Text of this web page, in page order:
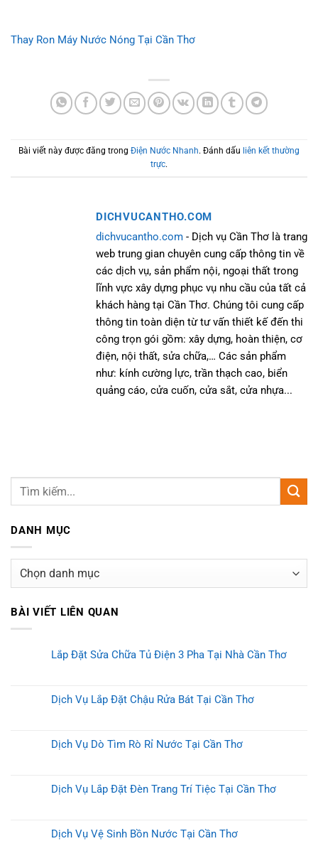
Thay Ron Máy Nước Nóng Tại Cần Thơ
Bài viết này được đăng trong Điện Nước Nhanh. Đánh dấu liên kết thường
trực.
DICHVUCANTHO.COM
dichvucantho.com - Dịch vụ Cần Thơ là trang
web trung gian chuyên cung cấp thông tin về
các dịch vụ, sản phẩm nội, ngoại thất trong
lĩnh vực xây dựng phục vụ nhu cầu của tất cả
khách hàng tại Cần Thơ. Chúng tôi cung cấp
thông tin toàn diện từ tư vấn thiết kế đến thi
công trọn gói gồm: xây dựng, hoàn thiện, cơ
điện, nội thất, sửa chữa,… Các sản phẩm
như: kính cường lực, trần thạch cao, biển
quảng cáo, cửa cuốn, cửa sắt, cửa nhựa...
DANH MỤC
mục
BÀI VIẾT LIÊN QUAN
Lắp Đặt Sửa Chữa Tủ Điện 3 Pha Tại Nhà Cần Thơ
Dịch Vụ Lắp Đặt Chậu Rửa Bát Tại Cần Thơ
Dịch Vụ Dò Tìm Rò Rỉ Nước Tại Cần Thơ
Dịch Vụ Lắp Đặt Đèn Trang Trí Tiệc Tại Cần Thơ
Dịch Vụ Vệ Sinh Bồn Nước Tại Cần Thơ